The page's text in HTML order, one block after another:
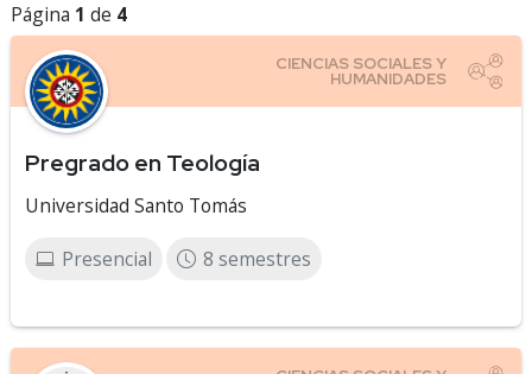
Página 1 de 4
Pregrado en Teología
Universidad Santo Tomás
Presencial 8 semestres